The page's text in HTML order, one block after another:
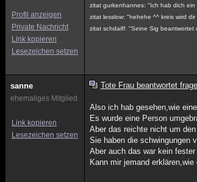
Profil anzeigen
Private Nachricht
Link kopieren
Lesezeichen setzen
zitat gurkenhannes: "Ich hab dich
zitat lesslow: "hehehe ^^ kreis wird
zitat schdaiff: "Seine Sig beantwortet
sanne
ehemaliges Mitglied
Link kopieren
Lesezeichen setzen
Tote Frau beantwortet
Also ich hab gesehen,wie
Es wurde eine Person
Aber das reichte nicht um
Sie haben die schwingungen
Aber auch das war kein
Kann mir jemand